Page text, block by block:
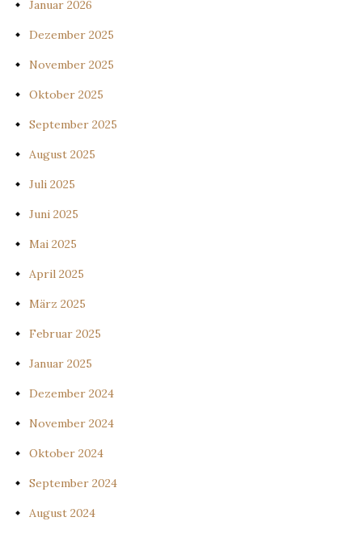
Januar 2026
Dezember 2025
November 2025
Oktober 2025
September 2025
August 2025
Juli 2025
Juni 2025
Mai 2025
April 2025
März 2025
Februar 2025
Januar 2025
Dezember 2024
November 2024
Oktober 2024
September 2024
August 2024